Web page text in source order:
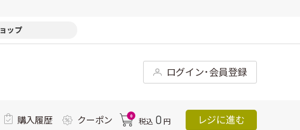
ップ
ログイン･会員登録
購入履歴 クーポン 0
税込 0 円 レジに進む